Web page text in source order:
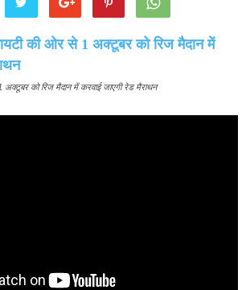
को रिज मैदान में करवाई जाएगी रेड मैराथन